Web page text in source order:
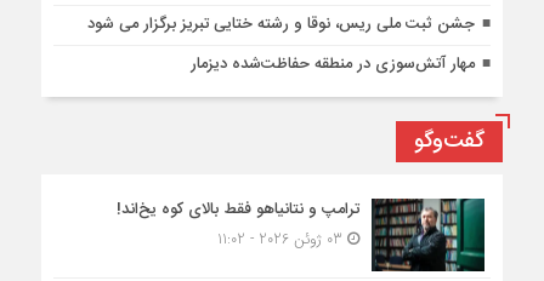
جشن ثبت ملی ریس، نوقا و رشته ختایی تبریز برگزار می شود
مهار آتش‌سوزی در منطقه حفاظت‌شده دیزمار
گفت‌وگو
ترامپ و نتانیاهو فقط بالای کوه یخ‌اند!